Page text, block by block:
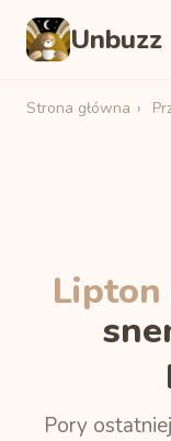
Unbuzz
Strona główna ›
Lipton
Pory